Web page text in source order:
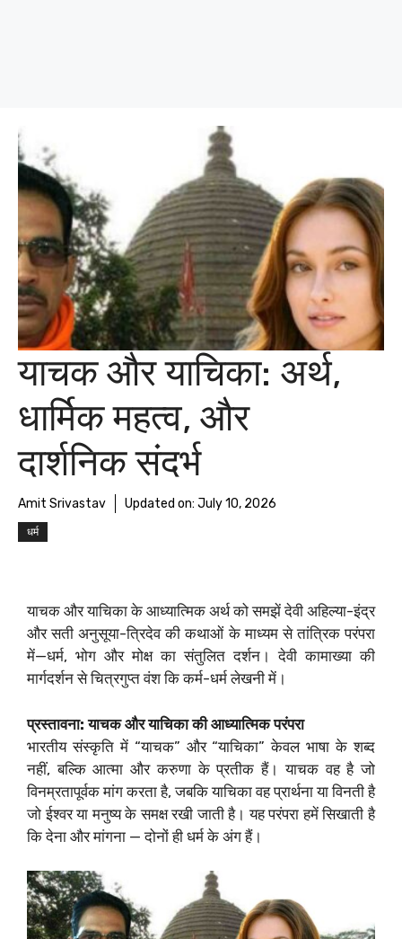
याचक और याचिका: अर्थ,
धार्मिक महत्व, और
दार्शनिक संदर्भ
Amit Srivastav Updated on: July 10, 2026
धर्म
याचक और याचिका के आध्यात्मिक अर्थ को समझें देवी अहिल्या-इंद्र
और सती अनुसूया-त्रिदेव की कथाओं के माध्यम से तांत्रिक परंपरा
में—धर्म, भोग और मोक्ष का संतुलित दर्शन। देवी कामाख्या की
मार्गदर्शन से चित्रगुप्त वंश कि कर्म-धर्म लेखनी में।
प्रस्तावना: याचक और याचिका की आध्यात्मिक परंपरा
भारतीय संस्कृति में “याचक” और “याचिका” केवल भाषा के शब्द
नहीं, बल्कि आत्मा और करुणा के प्रतीक हैं। याचक वह है जो
विनम्रतापूर्वक मांग करता है, जबकि याचिका वह प्रार्थना या विनती है
जो ईश्वर या मनुष्य के समक्ष रखी जाती है। यह परंपरा हमें सिखाती है
कि देना और मांगना — दोनों ही धर्म के अंग हैं।